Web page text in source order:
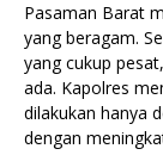
Pasaman Barat
yang beragam.
yang cukup
ada. Kapolres
dilakukan hanya
dengan